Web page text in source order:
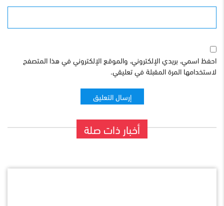
احفظ اسمي، بريدي الإلكتروني، والموقع الإلكتروني في هذا المتصفح
لاستخدامها المرة المقبلة في تعليقي.
أخبار ذات صلة